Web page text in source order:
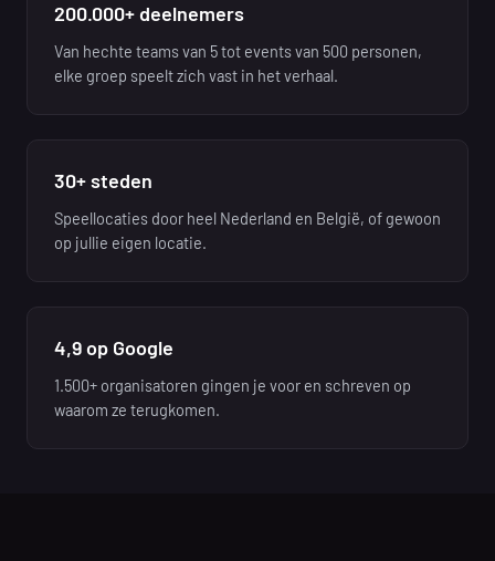
200.000+ deelnemers
Van hechte teams van 5 tot events van 500 personen,
elke groep speelt zich vast in het verhaal.
30+ steden
Speellocaties door heel Nederland en België, of gewoon
op jullie eigen locatie.
4,9 op Google
1.500+ organisatoren gingen je voor en schreven op
waarom ze terugkomen.